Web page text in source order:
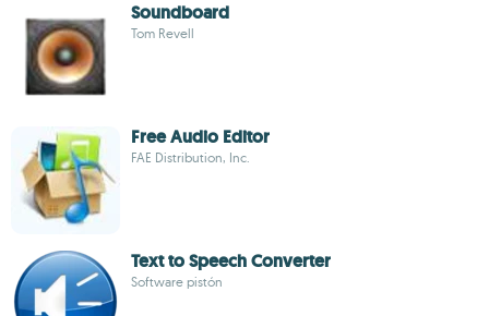
Soundboard
Tom Revell
Free Audio Editor
FAE Distribution, Inc.
Text to Speech Converter
Software pistón